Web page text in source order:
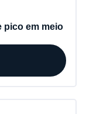
pico em meio